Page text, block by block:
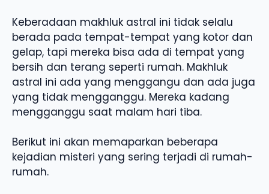
Keberadaan makhluk astral ini tidak selalu
berada pada tempat-tempat yang kotor dan
gelap, tapi mereka bisa ada di tempat yang
bersih dan terang seperti rumah. Makhluk
astral ini ada yang menggangu dan ada juga
yang tidak mengganggu. Mereka kadang
mengganggu saat malam hari tiba.
Berikut ini akan memaparkan beberapa
kejadian misteri yang sering terjadi di rumah-
rumah.